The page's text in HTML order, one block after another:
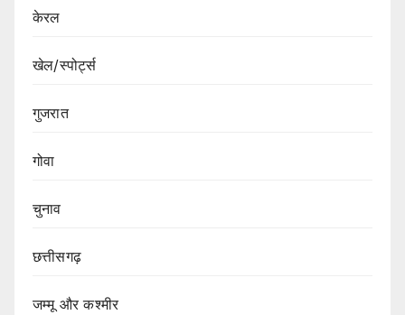
केरल
खेल/स्पोर्ट्स
गुजरात
गोवा
चुनाव
छत्तीसगढ़
जम्मू और कश्मीर